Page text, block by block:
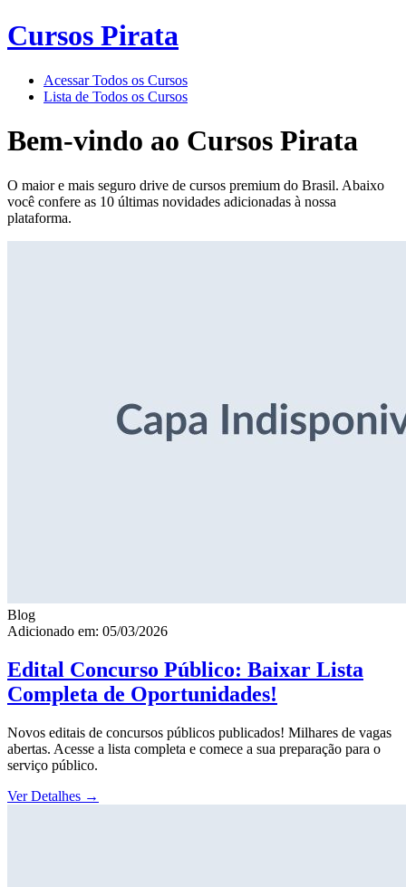
Cursos Pirata
Acessar Todos os Cursos
Lista de Todos os Cursos
Bem-vindo ao Cursos Pirata
O maior e mais seguro drive de cursos premium do Brasil. Abaixo
você confere as 10 últimas novidades adicionadas à nossa
plataforma.
Blog
Adicionado em: 05/03/2026
Edital Concurso Público: Baixar Lista
Completa de Oportunidades!
Novos editais de concursos públicos publicados! Milhares de vagas
abertas. Acesse a lista completa e comece a sua preparação para o
serviço público.
Ver Detalhes →